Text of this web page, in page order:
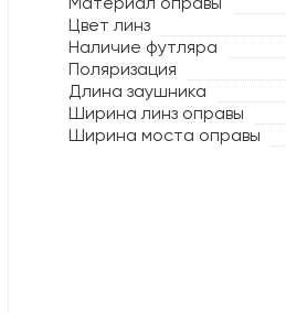
Цвет линз
Наличие футляра
Поляризация
Длина заушника
Ширина линз оправы
Ширина моста оправы